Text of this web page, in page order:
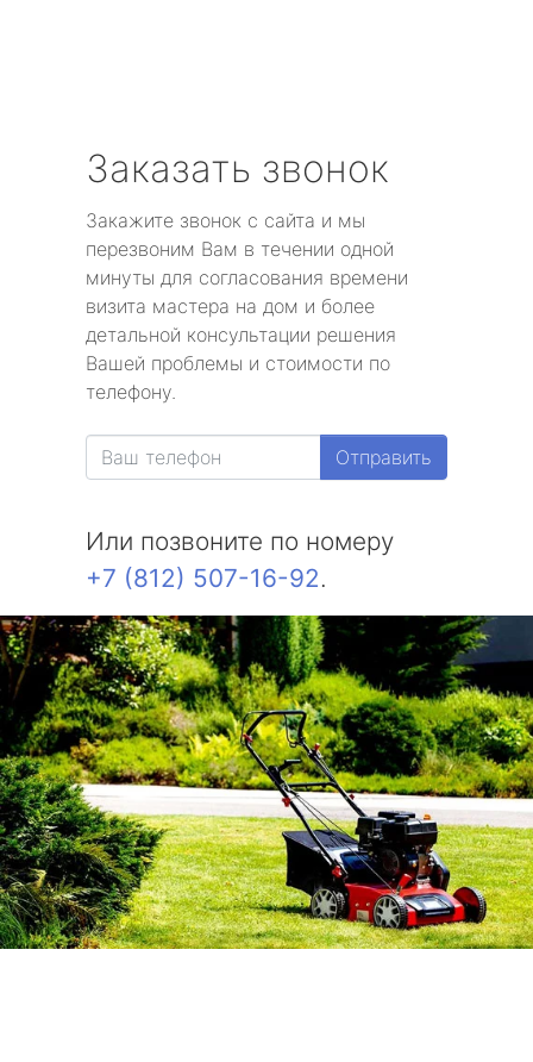
Заказать звонок
Закажите звонок с сайта и мы
перезвоним Вам в течении одной
минуты для согласования времени
визита мастера на дом и более
детальной консультации решения
Вашей проблемы и стоимости по
телефону.
Отправить
Или позвоните по номеру
+7 (812) 507-16-92.